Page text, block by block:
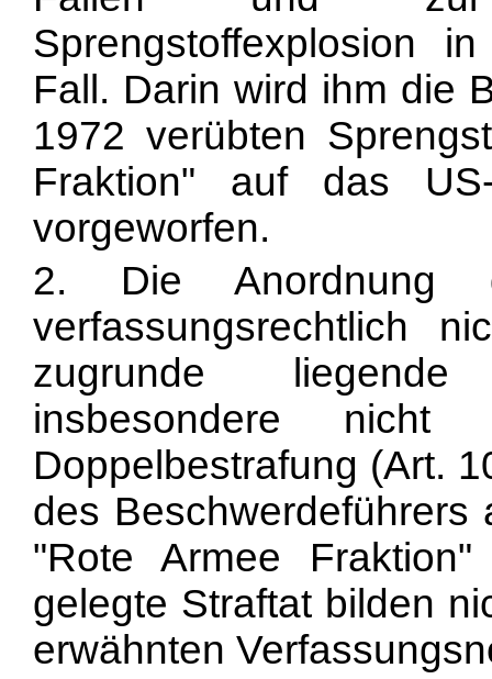
Sprengstoffexplosion
Fall. Darin wird ihm die
1972 verübten
Fraktion" auf das
vorgeworfen.
2. Die Anordnung
verfassungsrechtlich
zugrunde
insbesondere
Doppelbestrafung (Art.
des Beschwerdeführers
"Rote Armee
gelegte Straftat bilden
erwähnten